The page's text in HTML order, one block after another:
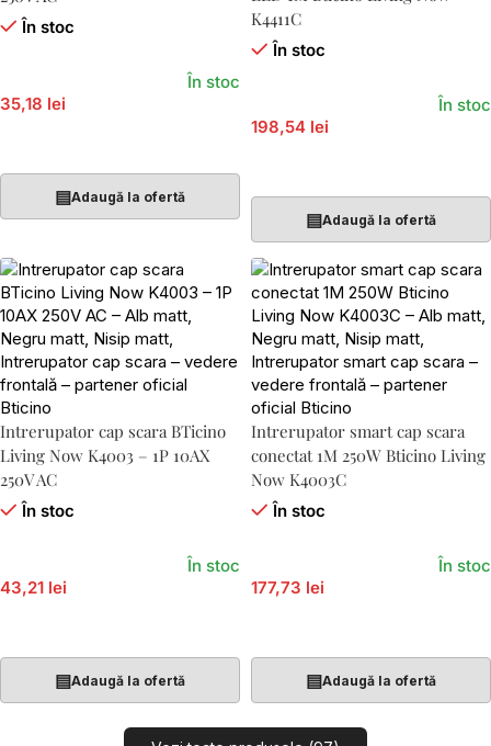
În stoc
35,18 lei
În stoc
▤Adaugă la ofertă
K4411C
În stoc
198,54 lei
În stoc
▤Adaugă la ofertă
Intrerupator cap scara BTicino
Living Now K4003 – 1P 10AX
250V AC
În stoc
43,21 lei
În stoc
▤Adaugă la ofertă
Intrerupator smart cap scara
conectat 1M 250W Bticino Living
Now K4003C
În stoc
177,73 lei
În stoc
▤Adaugă la ofertă